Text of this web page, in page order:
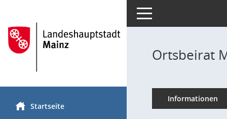
Startseite
Toggle navigation
Ortsbeirat
Informationen